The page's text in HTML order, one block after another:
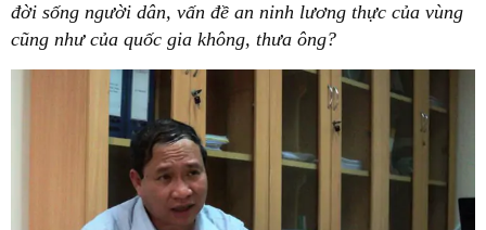
đời sống người dân, vấn đề an ninh lương thực của vùng
cũng như của quốc gia không, thưa ông?